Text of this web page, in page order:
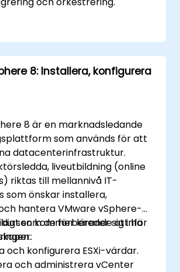
molnplattformar.
för att stödja
dataanalys och
med nya trender och
molndatahantering.
8: Installera, konfigurera
8 är en marknadsledande
som används för att
datacenterinfrastruktur.
liveutbildning (online
riktas till mellannivå IT-
som önskar installera,
hantera VMware vSphere-
som de förbereder sig inför
kommer lärande att ha
och konfigurera ESXi-värdar.
och administrera vCenter